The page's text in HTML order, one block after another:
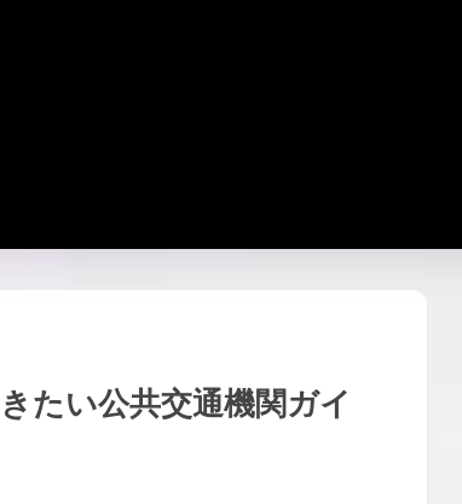
たい公共交通機関ガイ